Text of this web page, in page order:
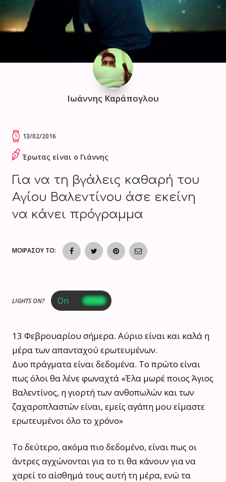
Ιωάννης Καράπογλου
13/02/2016
Έρωτας είναι ο Γιάννης
Για να τη βγάλεις καθαρή του
Αγίου Βαλεντίνου άσε εκείνη
να κάνει πρόγραμμα
ΜΟΙΡΑΣΟΥ ΤΟ:
LIGHTS ON?
13 Φεβρουαρίου σήμερα. Αύριο είναι και καλά η
μέρα των απανταχού ερωτευμένων.
Δυο πράγματα είναι δεδομένα. Το πρώτο είναι
πως όλοι θα λένε φωναχτά «Έλα μωρέ ποιος Άγιος
Βαλεντίνος, η γιορτή των ανθοπωλών και των
ζαχαροπλαστών είναι, εμείς αγάπη μου είμαστε
ερωτευμένοι όλο το χρόνο»
Το δεύτερο, ακόμα πιο δεδομένο, είναι πως οι
άντρες αγχώνονται για το τι θα κάνουν για να
χαρεί το αίσθημά τους αυτή τη μέρα, ενώ τα